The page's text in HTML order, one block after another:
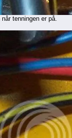
tenningen er på.